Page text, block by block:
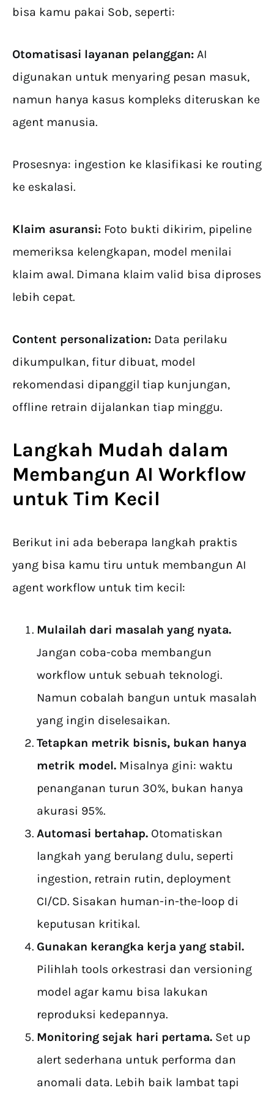
bisa kamu pakai Sob, seperti:
Otomatisasi layanan pelanggan: AI
digunakan untuk menyaring pesan masuk,
namun hanya kasus kompleks diteruskan ke
agent manusia.
Prosesnya: ingestion ke klasifikasi ke routing
ke eskalasi.
Klaim asuransi: Foto bukti dikirim, pipeline
memeriksa kelengkapan, model menilai
klaim awal. Dimana klaim valid bisa diproses
lebih cepat.
Content personalization: Data perilaku
dikumpulkan, fitur dibuat, model
rekomendasi dipanggil tiap kunjungan,
offline retrain dijalankan tiap minggu.
Langkah Mudah dalam
Membangun AI Workflow
untuk Tim Kecil
Berikut ini ada beberapa langkah praktis
yang bisa kamu tiru untuk membangun AI
agent workflow untuk tim kecil:
Mulailah dari masalah yang nyata.
Jangan coba-coba membangun
workflow untuk sebuah teknologi.
Namun cobalah bangun untuk masalah
yang ingin diselesaikan.
Tetapkan metrik bisnis, bukan hanya
metrik model. Misalnya gini: waktu
penanganan turun 30%, bukan hanya
akurasi 95%.
Automasi bertahap. Otomatiskan
langkah yang berulang dulu, seperti
ingestion, retrain rutin, deployment
CI/CD. Sisakan human-in-the-loop di
keputusan kritikal.
Gunakan kerangka kerja yang stabil.
Pilihlah tools orkestrasi dan versioning
model agar kamu bisa lakukan
reproduksi kedepannya.
Monitoring sejak hari pertama. Set up
alert sederhana untuk performa dan
anomali data. Lebih baik lambat tapi